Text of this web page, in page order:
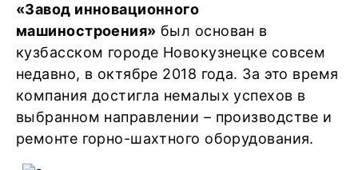
«Завод инновационного
машиностроения» был основан в
кузбасском городе Новокузнецке совсем
недавно, в октябре 2018 года. За это время
компания достигла немалых успехов в
выбранном направлении – производстве и
ремонте горно-шахтного оборудования.